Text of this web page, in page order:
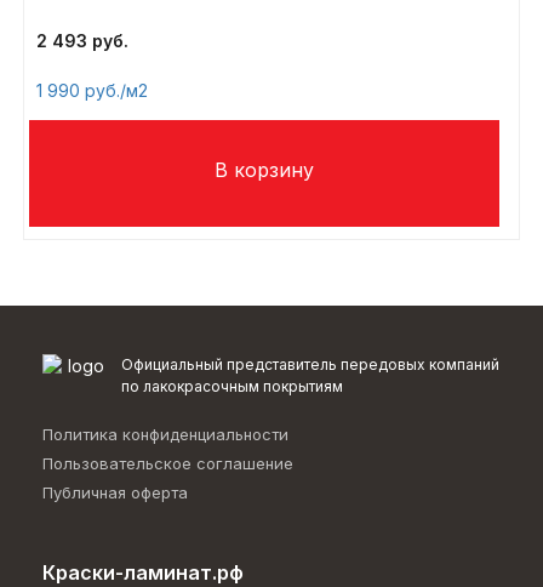
2 493
1 990 /м2
Официальный представитель передовых компаний
по лакокрасочным покрытиям
Политика конфиденциальности
Пользовательское соглашение
Публичная оферта
Краски-ламинат.рф